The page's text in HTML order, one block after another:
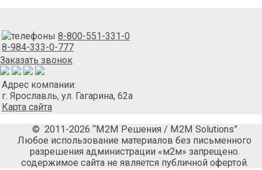
8-800-551-331-0
8-984-333-0-777
Заказать звонок
Адрес компании:
г. Ярославль, ул. Гагарина, 62а
Карта сайта
© 2011-2026 “М2М Решения / M2M Solutions”
Любое использование материалов без письменного
разрешения администрации «м2м» запрещено.
содержимое сайта не является публичной офертой.